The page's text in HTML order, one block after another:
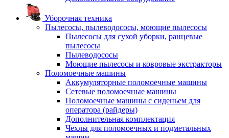
Уборочная техника
Пылесосы, пылеводососы, моющие пылесосы
Пылесосы для сухой уборки, ранцевые
пылесосы
Пылеводососы
Моющие пылесосы и ковровые экстракторы
Поломоечные машины
Аккумуляторные поломоечные машины
Сетевые поломоечные машины
Поломоечные машины с сиденьем для
оператора (райдеры)
Дополнительная комплектация
Чехлы для поломоечных и подметальных